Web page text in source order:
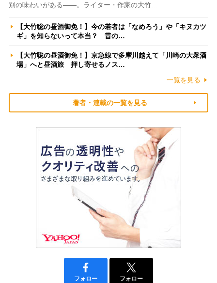
別の味わいがある――。ライター・作家の大竹…
【大竹聡の昼酒御免！】今の若者は「なめろう」や「キヌカツ
ギ」を知らないって本当？ 昔の…
【大竹聡の昼酒御免！】京急線で多摩川越えて「川崎の大衆酒
場」へと昼酒旅 押し寄せるノス…
一覧を見る
著者・連載の一覧を見る
フォロー フォロー